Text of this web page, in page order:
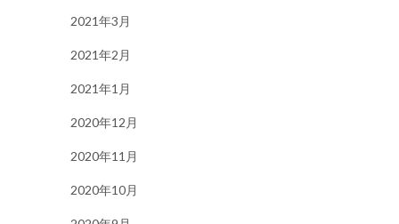
2021年3月
2021年2月
2021年1月
2020年12月
2020年11月
2020年10月